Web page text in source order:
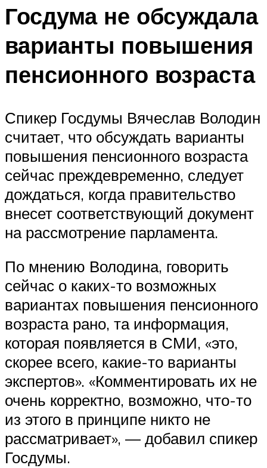
Госдума не обсуждала
варианты повышения
пенсионного возраста
Спикер Госдумы Вячеслав Володин
считает, что обсуждать варианты
повышения пенсионного возраста
сейчас преждевременно, следует
дождаться, когда правительство
внесет соответствующий документ
на рассмотрение парламента.
По мнению Володина, говорить
сейчас о каких-то возможных
вариантах повышения пенсионного
возраста рано, та информация,
которая появляется в СМИ, «это,
скорее всего, какие-то варианты
экспертов». «Комментировать их не
очень корректно, возможно, что-то
из этого в принципе никто не
рассматривает», — добавил спикер
Госдумы.